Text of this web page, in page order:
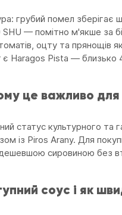
грубий помел
— помітно м'якше за
оцту та прянощів
є Haragos Pista — близько
це важливо для
статус культурного
із Piros Arany. Для
сировиною без
соус і як